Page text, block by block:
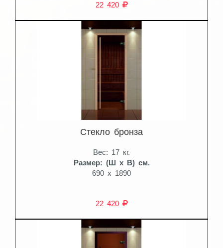
22 420
Стекло бронза
Вес: 17 кг.
Размер: (Ш x В) см.
690 x 1890
22 420